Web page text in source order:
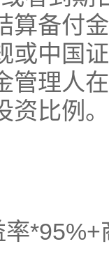
算备付
或中国
管理人
资比例